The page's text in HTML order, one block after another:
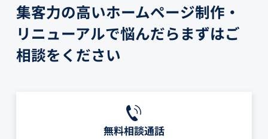
集客力の高いホームページ制作・
リニューアルで悩んだらまずはご
相談をください
無料相談通話